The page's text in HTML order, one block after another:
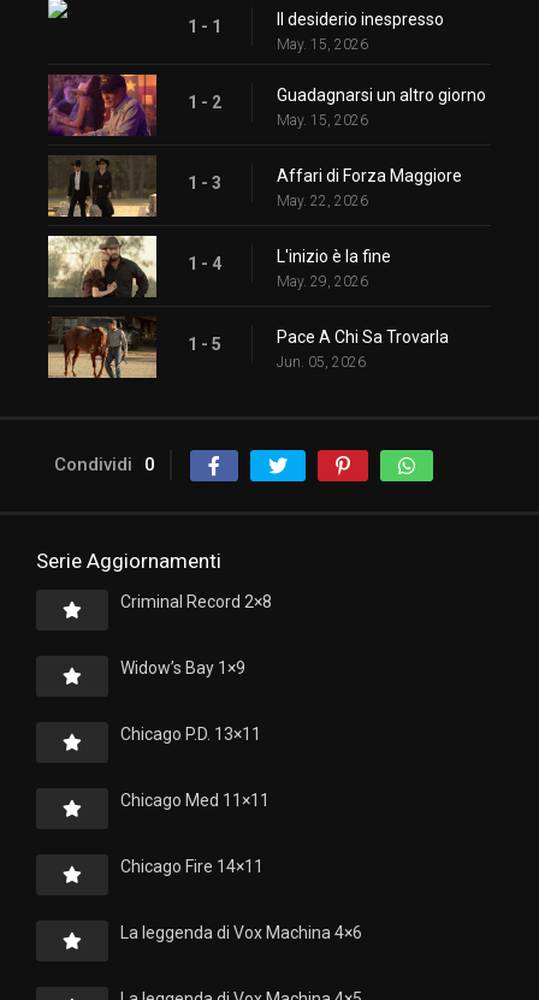
1 - 1 Il desiderio inespresso
May. 15, 2026
1 - 2 Guadagnarsi un altro giorno
May. 15, 2026
1 - 3 Affari di Forza Maggiore
May. 22, 2026
1 - 4 L'inizio è la fine
May. 29, 2026
1 - 5 Pace A Chi Sa Trovarla
Jun. 05, 2026
Condividi 0
Serie Aggiornamenti
Criminal Record 2×8
Widow’s Bay 1×9
Chicago P.D. 13×11
Chicago Med 11×11
Chicago Fire 14×11
La leggenda di Vox Machina 4×6